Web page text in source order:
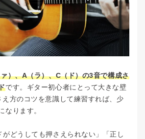
ース
ーコース
ンクコース
コース
）、A（ラ）、C（ド）の3音で構成さ
です。ギター初心者にとって大きな壁
方のコツを意識して練習すれば、少
なります。
がどうしても押さえられない」「正し